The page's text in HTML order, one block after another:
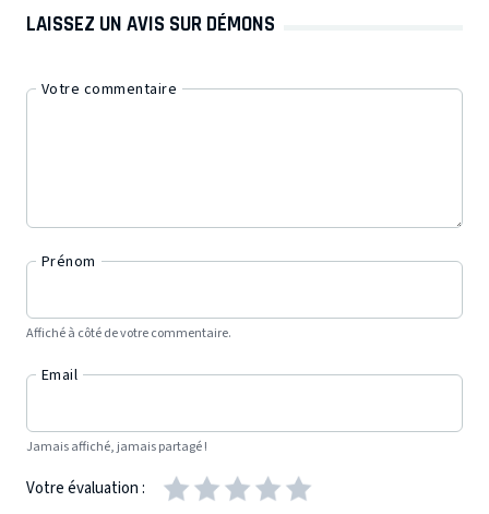
LAISSEZ UN AVIS SUR DÉMONS
Votre commentaire
Prénom
Affiché à côté de votre commentaire.
Email
Jamais affiché, jamais partagé !
Votre évaluation :